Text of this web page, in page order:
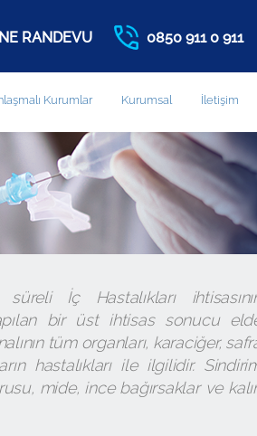
RANDEVU 0850 911 0 911
Kurumlar Kurumsal İletişim
İç Hastalıkları
bir üst ihtisas sonucu
tüm organları, karaciğer,
hastalıkları ile ilgilidir.
mide, ince bağırsaklar ve